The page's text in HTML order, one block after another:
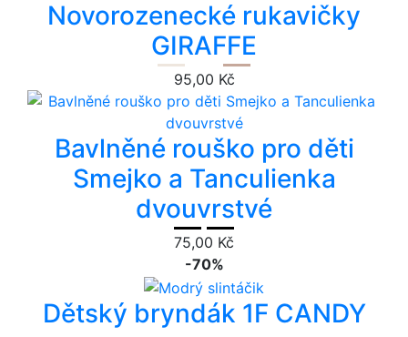
Novorozenecké rukavičky
GIRAFFE
95,00 Kč
Bavlněné rouško pro děti
Smejko a Tanculienka
dvouvrstvé
75,00 Kč
-70%
Dětský bryndák 1F CANDY